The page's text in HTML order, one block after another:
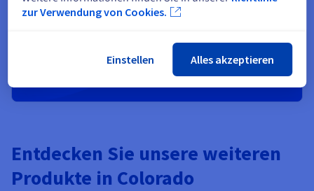
Wir bieten Ihnen200 €Gratis-Guthaben für Ihr erstes
Jetzt loslegen
Entdecken Sie unsere weiteren
Produkte in Colorado
zur Verwendung von Cookies.
Einstellen Alles akzeptieren